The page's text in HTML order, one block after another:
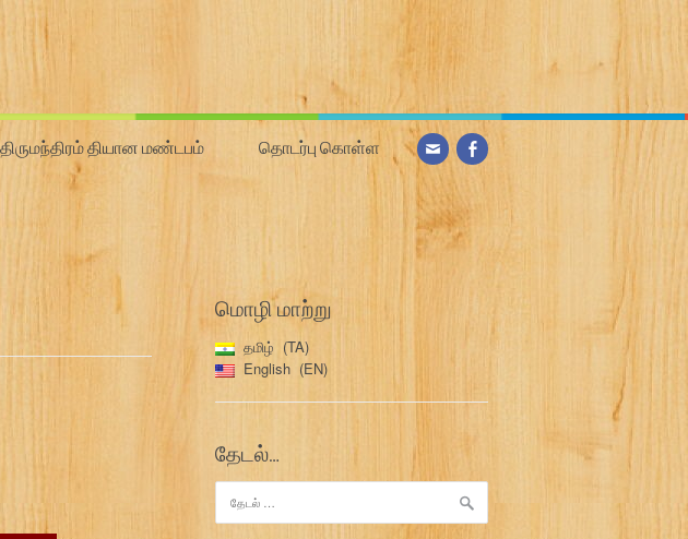
திருமந்திரம் தியான மண்டபம் தொடர்பு கொள்ள
மொழி மாற்று
தமிழ்
TA
English
EN
தேடல்…
தேடு: